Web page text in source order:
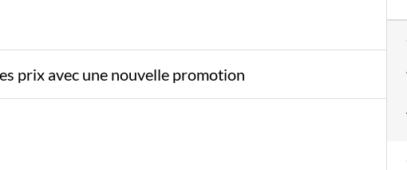
prix avec une nouvelle promotion